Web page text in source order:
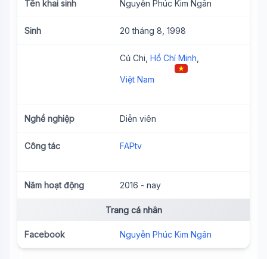
Tên khai sinh Nguyễn Phúc Kim Ngân
Sinh 20 tháng 8, 1998
Củ Chi, Hồ Chí Minh
Việt Nam
Nghề nghiệp Diễn viên
Công tác FAPtv
Năm hoạt động 2016 - nay
Trang cá nhân
Facebook Nguyễn Phúc Kim Ngân
🤖Sẵn sàng hỗ trợ
🎓